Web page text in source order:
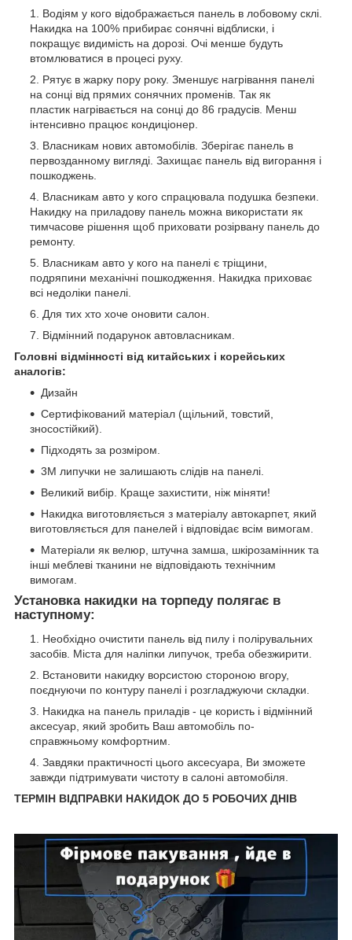
Водіям у кого відображається панель в лобовому склі.
Накидка на 100% прибирає сонячні відблиски, і
покращує видимість на дорозі. Очі менше будуть
втомлюватися в процесі руху.
Рятує в жарку пору року. Зменшує нагрівання панелі
на сонці від прямих сонячних променів. Так як
пластик нагрівається на сонці до 86 градусів. Менш
інтенсивно працює кондиціонер.
Власникам нових автомобілів. Зберігає панель в
первозданному вигляді. Захищає панель від вигорання і
пошкоджень.
Власникам авто у кого спрацювала подушка безпеки.
Накидку на приладову панель можна використати як
тимчасове рішення щоб приховати розірвану панель до
ремонту.
Власникам авто у кого на панелі є тріщини,
подряпини механічні пошкодження. Накидка приховає
всі недоліки панелі.
Для тих хто хоче оновити салон.
Відмінний подарунок автовласникам.
Головні відмінності від китайських і корейських
аналогів:
Дизайн
Сертифікований матеріал (щільний, товстий,
зносостійкий).
Підходять за розміром.
3М липучки не залишають слідів на панелі.
Великий вибір. Краще захистити, ніж міняти!
Накидка виготовляється з матеріалу автокарпет, який
виготовляється для панелей і відповідає всім вимогам.
Матеріали як велюр, штучна замша, шкірозамінник та
інші меблеві тканини не відповідають технічним
вимогам.
Установка накидки на торпеду полягає в
наступному:
Необхідно очистити панель від пилу і полірувальних
засобів. Міста для наліпки липучок, треба обезжирити.
Встановити накидку ворсистою стороною вгору,
поєднуючи по контуру панелі і розгладжуючи складки.
Накидка на панель приладів - це користь і відмінний
аксесуар, який зробить Ваш автомобіль по-
справжньому комфортним.
Завдяки практичності цього аксесуара, Ви зможете
завжди підтримувати чистоту в салоні автомобіля.
ТЕРМІН ВІДПРАВКИ НАКИДОК ДО 5 РОБОЧИХ ДНІВ